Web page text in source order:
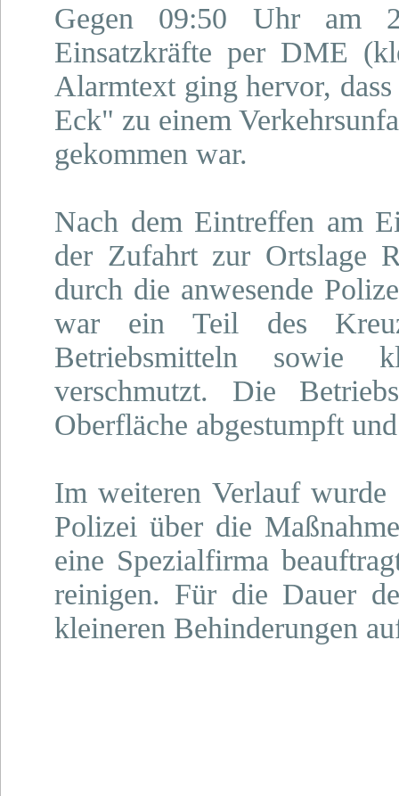
Gegen 09:50 Uhr am
Einsatzkräfte per DME
Alarmtext ging hervor,
Eck" zu einem
gekommen war.
Nach dem Eintreffen am
der Zufahrt zur Ortslage
durch die anwesende
war ein Teil des
Betriebsmitteln sowie
verschmutzt. Die
Oberfläche abgestumpft
Im weiteren Verlauf wurde
Polizei über die
eine Spezialfirma
reinigen. Für die Dauer
kleineren Behinderungen